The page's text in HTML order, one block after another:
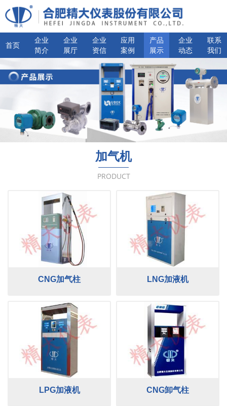
首页
企业
简介
企业
展厅
企业
资信
应用
案例
产品
展示
企业
动态
联系
我们
加气机
PRODUCT
CNG加气柱 LNG加液机
LPG加液机 CNG卸气柱